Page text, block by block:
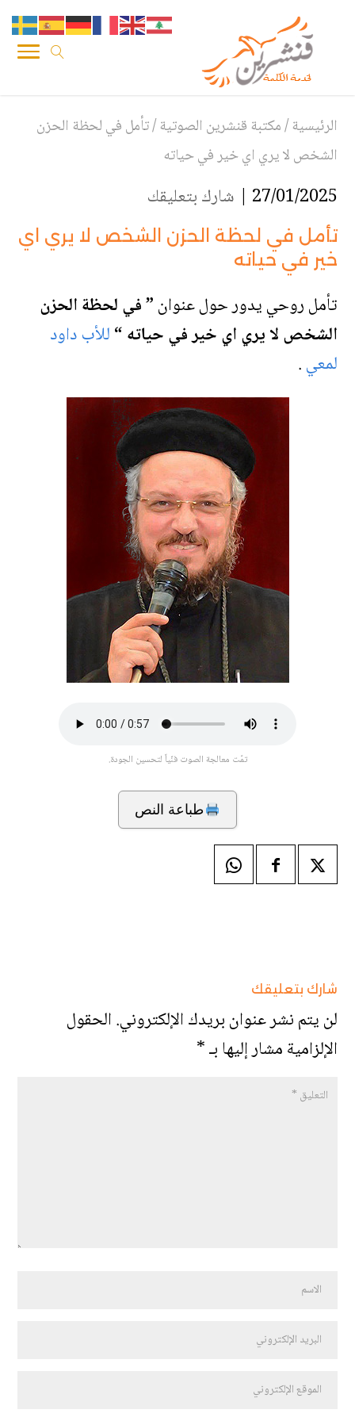
الرئيسية/مكتبة قنشرين الصوتية/تأمل في لحظة الحزن
الشخص لا يري اي خير في حياته
27/01/2025 | شارك بتعليقك
تأمل في لحظة الحزن الشخص لا يري اي
خير في حياته
تأمل روحي يدور حول عنوان” في لحظة الحزن
الشخص لا يري اي خير في حياته“للأب داود
لمعي.
تمّت معالجة الصوت فنّياً لتحسين الجودة.
طباعة النص
شارك بتعليقك
لن يتم نشر عنوان بريدك الإلكتروني.الحقول
الإلزامية مشار إليها بـ*